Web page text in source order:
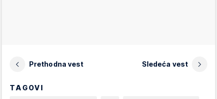
Prethodna vest Sledeća vest
TAGOVI